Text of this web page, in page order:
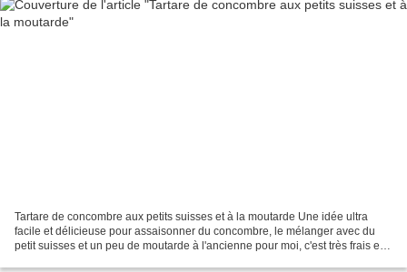
Tartare de concombre aux petits suisses et à la moutarde Une idée ultra
facile et délicieuse pour assaisonner du concombre, le mélanger avec du
petit suisses et un peu de moutarde à l'ancienne pour moi, c'est très frais et